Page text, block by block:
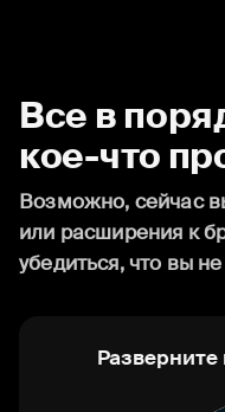
Все в
кое-что
Возможно, сейчас
или расширения к
убедиться, что вы